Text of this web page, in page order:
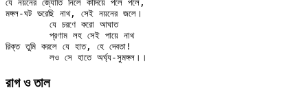
যে নয়নের জ্যোতি নিলে কাঁদিয়ে পলে পলে,
মঙ্গল-ঘট ভরেছি নাথ, সেই নয়নের জলে।
রিক্ত তুমি করলে যে হাত, হে দেবতা!
রাগ ও তাল